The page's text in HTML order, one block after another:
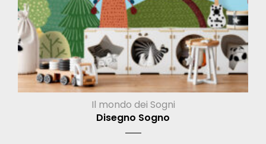
Il mondo dei Sogni
Disegno Sogno